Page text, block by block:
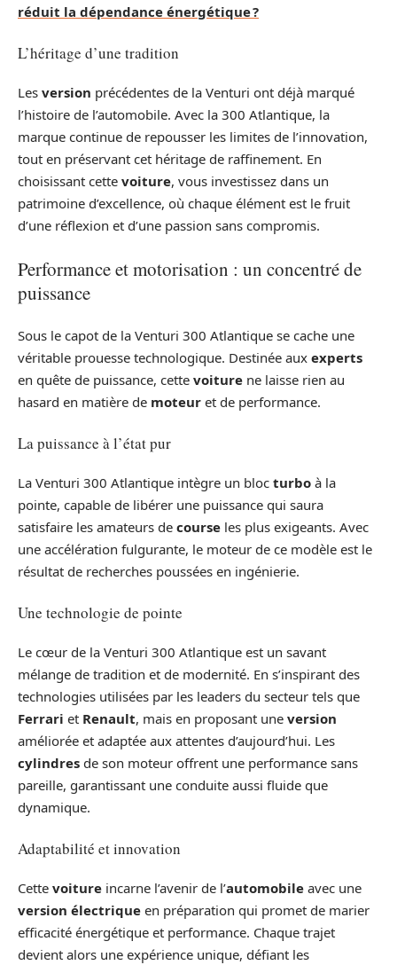
réduit la dépendance énergétique ?
L’héritage d’une tradition
Les version précédentes de la Venturi ont déjà marqué
l’histoire de l’automobile. Avec la 300 Atlantique, la
marque continue de repousser les limites de l’innovation,
tout en préservant cet héritage de raffinement. En
choisissant cette voiture, vous investissez dans un
patrimoine d’excellence, où chaque élément est le fruit
d’une réflexion et d’une passion sans compromis.
Performance et motorisation : un concentré de
puissance
Sous le capot de la Venturi 300 Atlantique se cache une
véritable prouesse technologique. Destinée aux experts
en quête de puissance, cette voiture ne laisse rien au
hasard en matière de moteur et de performance.
La puissance à l’état pur
La Venturi 300 Atlantique intègre un bloc turbo à la
pointe, capable de libérer une puissance qui saura
satisfaire les amateurs de course les plus exigeants. Avec
une accélération fulgurante, le moteur de ce modèle est le
résultat de recherches poussées en ingénierie.
Une technologie de pointe
Le cœur de la Venturi 300 Atlantique est un savant
mélange de tradition et de modernité. En s’inspirant des
technologies utilisées par les leaders du secteur tels que
Ferrari et Renault, mais en proposant une version
améliorée et adaptée aux attentes d’aujourd’hui. Les
cylindres de son moteur offrent une performance sans
pareille, garantissant une conduite aussi fluide que
dynamique.
Adaptabilité et innovation
Cette voiture incarne l’avenir de l’automobile avec une
version électrique en préparation qui promet de marier
efficacité énergétique et performance. Chaque trajet
devient alors une expérience unique, défiant les